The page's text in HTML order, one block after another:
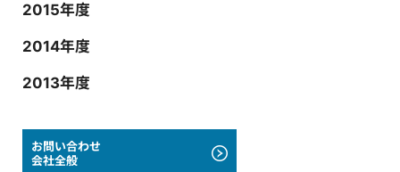
2015年度
2014年度
2013年度
お問い合わせ
会社全般